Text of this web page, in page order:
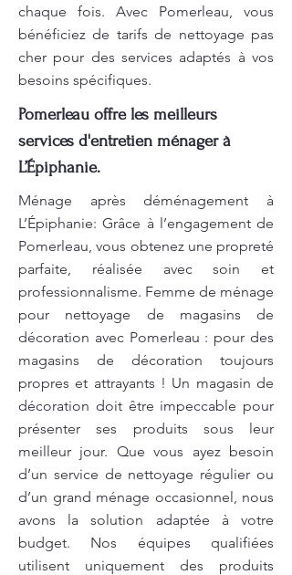
chaque fois. Avec Pomerleau, vous
bénéficiez de tarifs de nettoyage pas
cher pour des services adaptés à vos
besoins spécifiques.
Pomerleau offre les meilleurs
services d'entretien ménager à
L’Épiphanie.
Ménage après déménagement à
L’Épiphanie: Grâce à l’engagement de
Pomerleau, vous obtenez une propreté
parfaite, réalisée avec soin et
professionnalisme. Femme de ménage
pour nettoyage de magasins de
décoration avec Pomerleau : pour des
magasins de décoration toujours
propres et attrayants ! Un magasin de
décoration doit être impeccable pour
présenter ses produits sous leur
meilleur jour. Que vous ayez besoin
d’un service de nettoyage régulier ou
d’un grand ménage occasionnel, nous
avons la solution adaptée à votre
budget. Nos équipes qualifiées
utilisent uniquement des produits